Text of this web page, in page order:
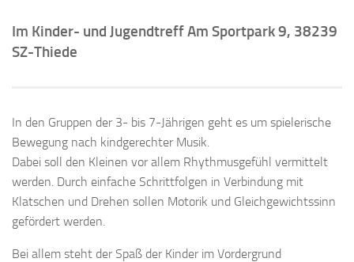
Im Kinder- und Jugendtreff Am Sportpark 9, 38239
SZ-Thiede
In den Gruppen der 3- bis 7-Jährigen geht es um spielerische
Bewegung nach kindgerechter Musik.
Dabei soll den Kleinen vor allem Rhythmusgefühl vermittelt
werden. Durch einfache Schrittfolgen in Verbindung mit
Klatschen und Drehen sollen Motorik und Gleichgewichtssinn
gefördert werden.
Bei allem steht der Spaß der Kinder im Vordergrund